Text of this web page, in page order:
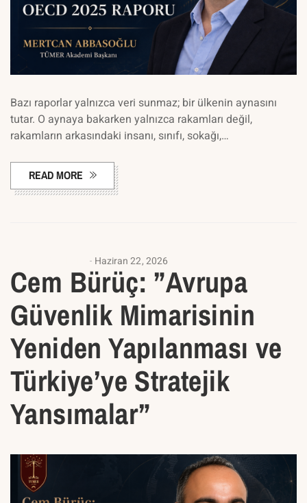
Bazı raporlar yalnızca veri sunmaz; bir ülkenin aynasını
tutar. O aynaya bakarken yalnızca rakamları değil,
rakamların arkasındaki insanı, sınıfı, sokağı,…
READ MORE
Haziran 22, 2026
Cem Bürüç: ”Avrupa
Güvenlik Mimarisinin
Yeniden Yapılanması ve
Türkiye’ye Stratejik
Yansımalar”